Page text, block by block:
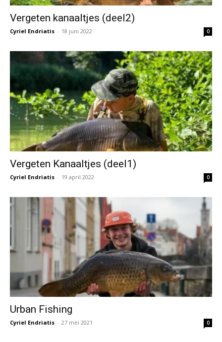
Vergeten kanaaltjes (deel2)
Cyriel Endriatis - 18 juni 2022 0
Vergeten Kanaaltjes (deel1)
Cyriel Endriatis - 19 april 2022 0
Urban Fishing
Cyriel Endriatis - 27 mei 2021 0